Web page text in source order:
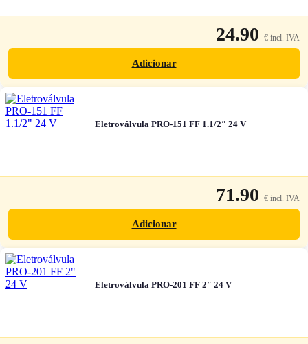
24.90
Adicionar
Eletroválvula PRO-151 FF 1.1/2″ 24 V
71.90
Adicionar
Eletroválvula PRO-201 FF 2″ 24 V